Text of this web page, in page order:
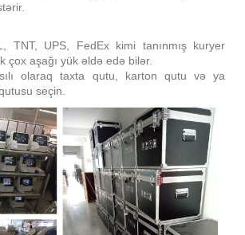
TNT, UPS, FedEx kimi tanınmış kuryer
çox aşağı yük əldə edə bilər.
olaraq taxta qutu, karton qutu və ya
seçin.